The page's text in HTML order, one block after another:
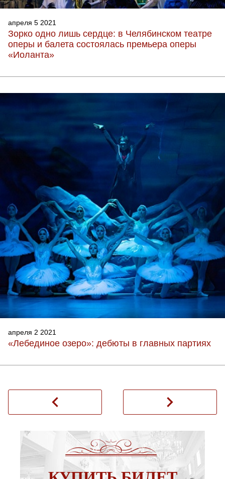
апреля 5 2021
Зорко одно лишь сердце: в Челябинском театре
оперы и балета состоялась премьера оперы
«Иоланта»
апреля 2 2021
«Лебединое озеро»: дебюты в главных партиях
navigate_before navigate_next